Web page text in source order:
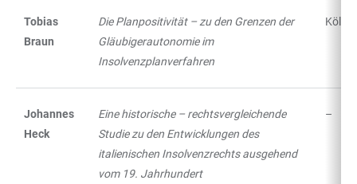
Tobias
Braun
Die Planpositivität – zu den Grenzen der
Gläubigerautonomie im
Insolvenzplanverfahren
Köln:
Johannes
Heck
Eine historische – rechtsvergleichende
Studie zu den Entwicklungen des
italienischen Insolvenzrechts ausgehend
vom 19. Jahrhundert
–